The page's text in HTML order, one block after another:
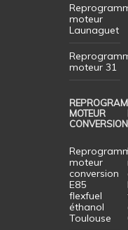
moteur
Launaguet
moteur 31
MOTEUR
CONVERSION
moteur
conversion
E85
flexfuel
éthanol
Toulouse